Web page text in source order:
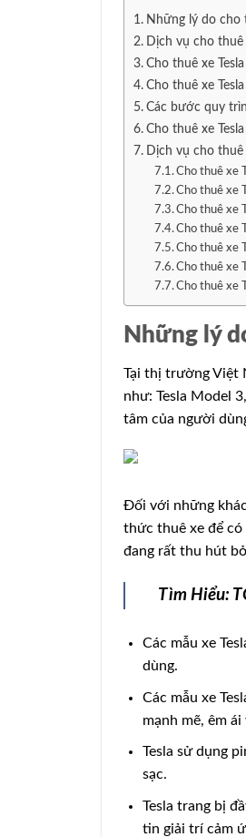
Những lý do cho
Dịch vụ cho
Cho thuê xe
Cho thuê xe
Các bước quy
Cho thuê xe
Dịch vụ cho
Cho thuê xe
Cho thuê xe
Cho thuê xe
Cho thuê xe
Cho thuê xe
Cho thuê xe
Cho thuê xe
Những lý
Tại thị trường Việt
như: Tesla Model
tâm của người
Đối với những
thức thuê xe để có
đang rất thu hút
Tìm Hiểu:
Các mẫu xe
dùng.
Các mẫu xe
mạnh mẽ, êm
Tesla sử dụng
sạc.
Tesla trang bị
tin giải trí cảm